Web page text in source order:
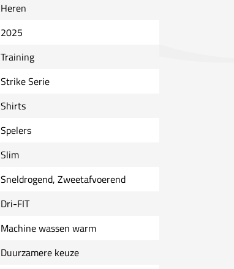
Heren
2025
Training
Strike Serie
Shirts
Spelers
Slim
Sneldrogend, Zweetafvoerend
Dri-FIT
Machine wassen warm
Duurzamere keuze